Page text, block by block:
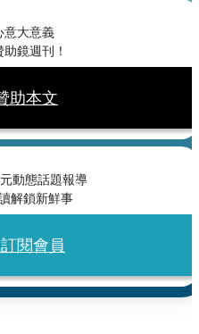
意大意義
鏡週刊！
助本文
元動態話題報導
解鎖新鮮事
閱會員